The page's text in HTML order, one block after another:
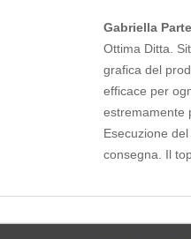
Gabriella
Ottima Ditta.
grafica del
efficace per
estremamente
Esecuzione
consegna. Il